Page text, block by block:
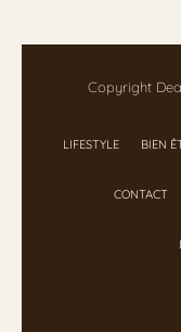
Copyright
LIFESTYLE BIEN
CONTACT